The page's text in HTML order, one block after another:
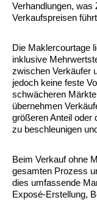
Verhandlungen, was
Verkaufspreisen
Die Maklercourtage
inklusive
zwischen Verkäufer
jedoch keine feste
schwächeren
übernehmen
größeren Anteil oder
zu beschleunigen
Beim Verkauf ohne
gesamten Prozess
dies umfassende
Exposé-Erstellung,